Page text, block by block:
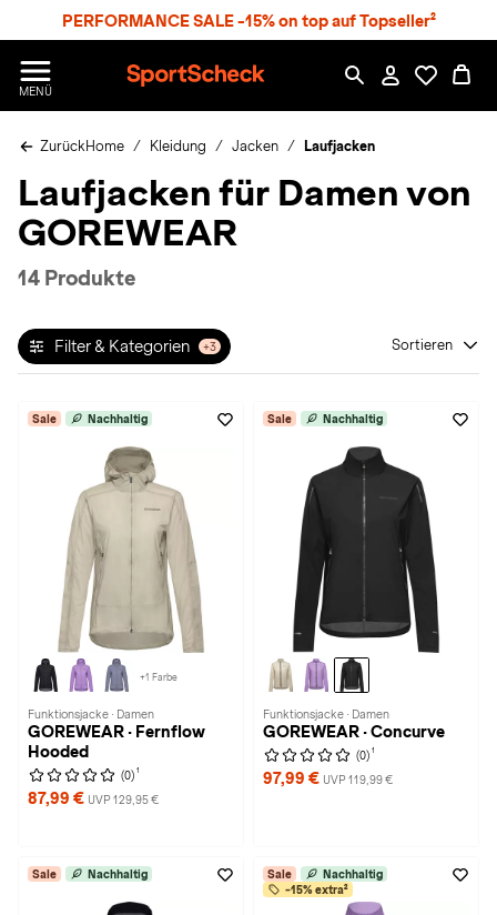
PERFORMANCE SALE -15% on top auf Topseller²
MENÜ
p
r
S
h
c
ZurückHome Kleidung Jacken Laufjacken
Laufjacken für Damen von
GOREWEAR
14 Produkte
Filter & Kategorien +3 Sortieren
Sale Nachhaltig
+1 Farbe
Funktionsjacke · Damen
GOREWEAR · Fernflow
Hooded
(0) 1
87,99 € UVP 129,95 €
Sale Nachhaltig
Funktionsjacke · Damen
GOREWEAR · Concurve
(0) 1
97,99 € UVP 119,99 €
Sale Nachhaltig Sale
Nachhaltig
-15% extra²